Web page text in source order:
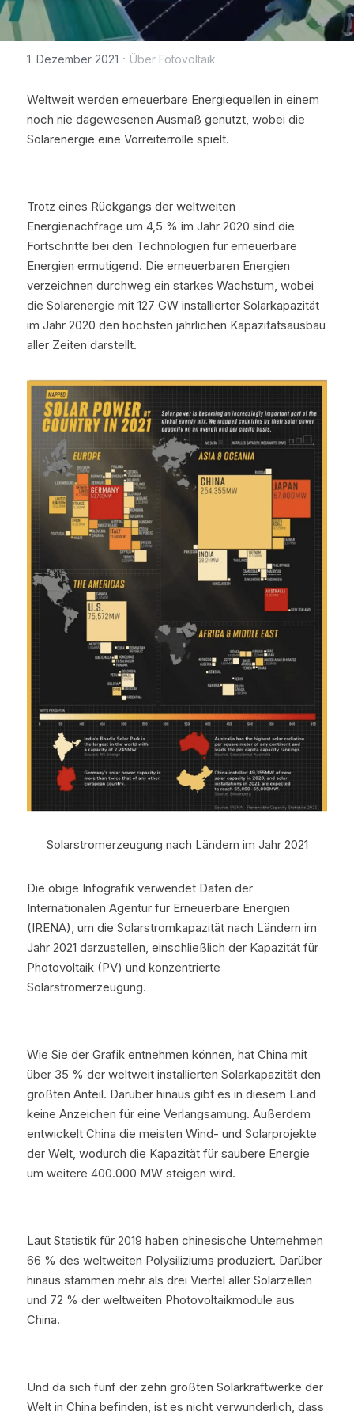
IBC Solarmodul-Technologie
Bifaciale Solarmodul-Technologi
1/3-Cut Solarmodul-Technolog
Halbzellen-Solarmodul-Technolog
Zeitlich begrenzte Aktion
Broschüre
Photovoltaik Technologie Neuigk
Maysun Solar Nachrichten
Neue Photovoltaik-Politik
PV Preistrend
Kontaktieren Sie uns
Treten der Facebook-Gruppe bei
WhatsApp
1. Dezember 2021 · Über Fotovoltaik
Weltweit werden erneuerbare Energiequellen in einem
noch nie dagewesenen Ausmaß genutzt, wobei die
Solarenergie eine Vorreiterrolle spielt.
Trotz eines Rückgangs der weltweiten
Energienachfrage um 4,5 % im Jahr 2020 sind die
Fortschritte bei den Technologien für erneuerbare
Energien ermutigend. Die erneuerbaren Energien
verzeichnen durchweg ein starkes Wachstum, wobei
die Solarenergie mit 127 GW installierter Solarkapazität
im Jahr 2020 den höchsten jährlichen Kapazitätsausbau
aller Zeiten darstellt.
Solarstromerzeugung nach Ländern im Jahr 2021
Die obige Infografik verwendet Daten der
Internationalen Agentur für Erneuerbare Energien
(IRENA), um die Solarstromkapazität nach Ländern im
Jahr 2021 darzustellen, einschließlich der Kapazität für
Photovoltaik (PV) und konzentrierte
Solarstromerzeugung.
Wie Sie der Grafik entnehmen können, hat China mit
über 35 % der weltweit installierten Solarkapazität den
größten Anteil. Darüber hinaus gibt es in diesem Land
keine Anzeichen für eine Verlangsamung. Außerdem
entwickelt China die meisten Wind- und Solarprojekte
der Welt, wodurch die Kapazität für saubere Energie
um weitere 400.000 MW steigen wird.
Laut Statistik für 2019 haben chinesische Unternehmen
66 % des weltweiten Polysiliziums produziert. Darüber
hinaus stammen mehr als drei Viertel aller Solarzellen
und 72 % der weltweiten Photovoltaikmodule aus
China.
Und da sich fünf der zehn größten Solarkraftwerke der
Welt in China befinden, ist es nicht verwunderlich, dass